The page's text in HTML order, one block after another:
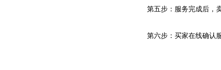
第五步：服务完成后，卖
第六步：买家在线确认服